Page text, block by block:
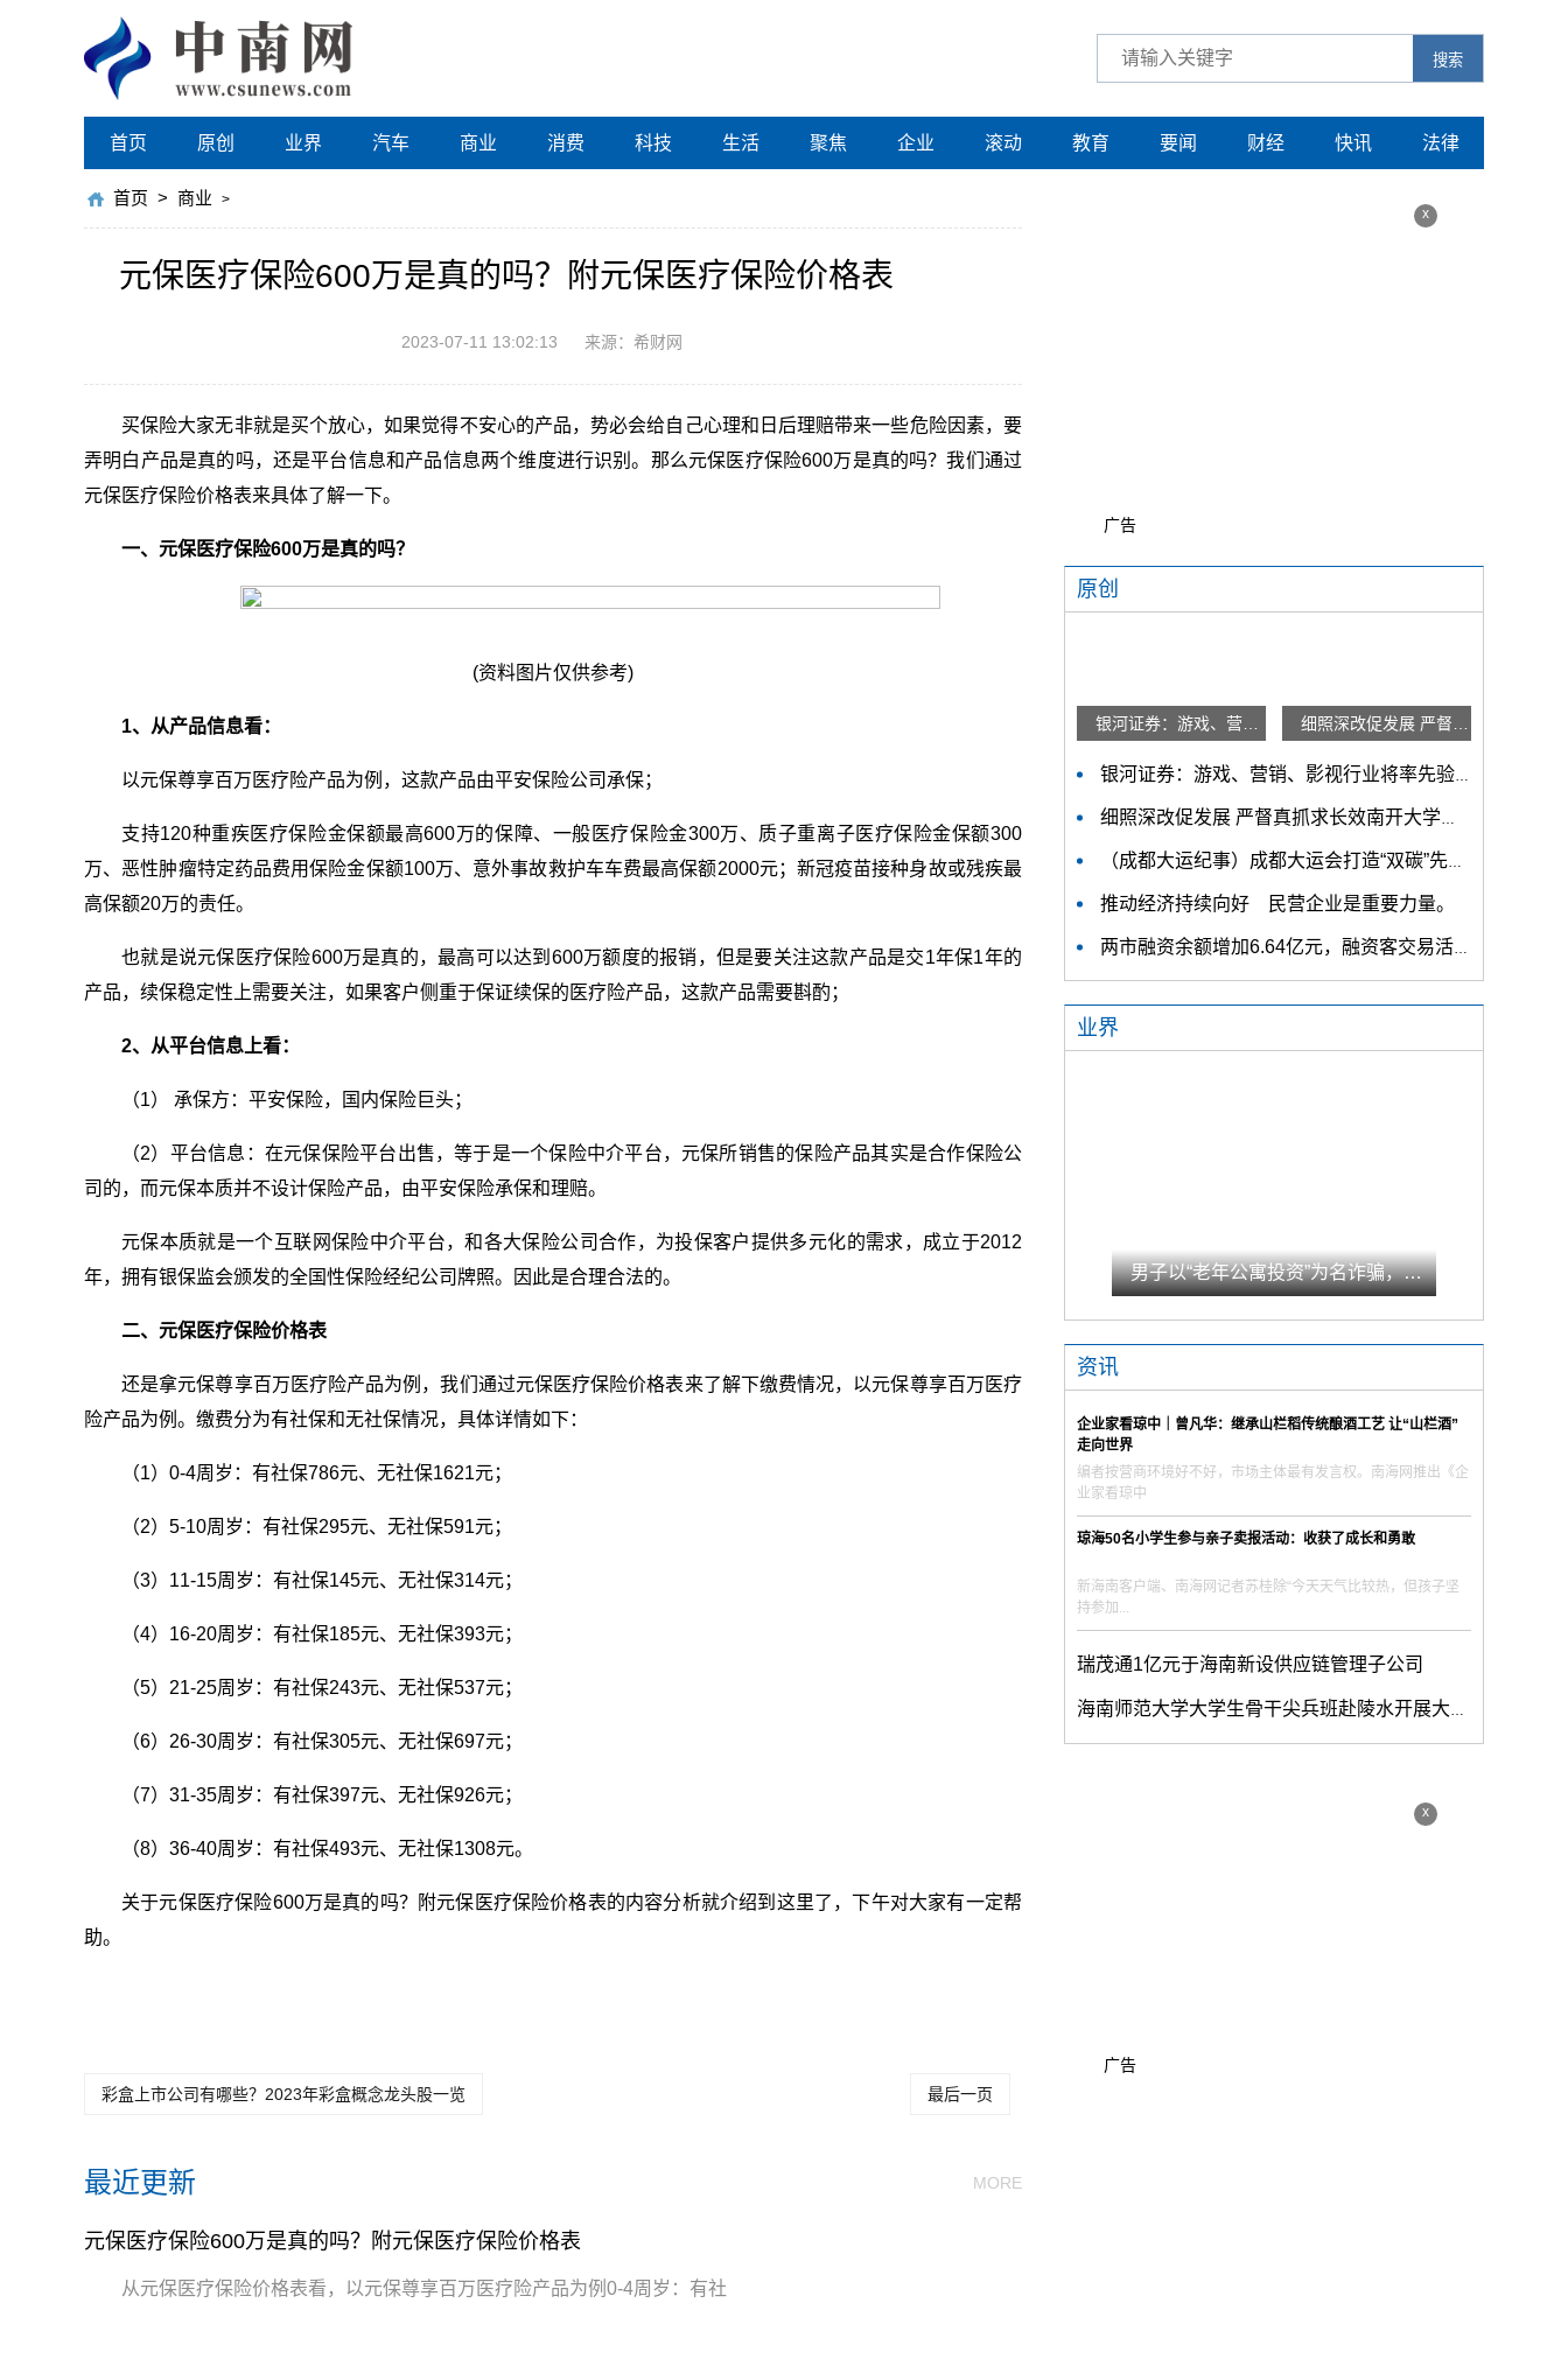
搜索
首页 原创 业界 汽车 商业 消费 科技 生活 聚焦 企业 滚动 教育 要闻 财经 快讯 法律
首页 > 商业 >
元保医疗保险600万是真的吗？附元保医疗保险价格表
2023-07-11 13:02:13 来源：希财网
买保险大家无非就是买个放心，如果觉得不安心的产品，势必会给自己心理和日后理赔带来一些危险因素，要
弄明白产品是真的吗，还是平台信息和产品信息两个维度进行识别。那么元保医疗保险600万是真的吗？我们通过
元保医疗保险价格表来具体了解一下。
一、元保医疗保险600万是真的吗？
(资料图片仅供参考)
1、从产品信息看：
以元保尊享百万医疗险产品为例，这款产品由平安保险公司承保；
支持120种重疾医疗保险金保额最高600万的保障、一般医疗保险金300万、质子重离子医疗保险金保额300
万、恶性肿瘤特定药品费用保险金保额100万、意外事故救护车车费最高保额2000元；新冠疫苗接种身故或残疾最
高保额20万的责任。
也就是说元保医疗保险600万是真的，最高可以达到600万额度的报销，但是要关注这款产品是交1年保1年的
产品，续保稳定性上需要关注，如果客户侧重于保证续保的医疗险产品，这款产品需要斟酌；
2、从平台信息上看：
（1） 承保方：平安保险，国内保险巨头；
（2）平台信息：在元保保险平台出售，等于是一个保险中介平台，元保所销售的保险产品其实是合作保险公
司的，而元保本质并不设计保险产品，由平安保险承保和理赔。
元保本质就是一个互联网保险中介平台，和各大保险公司合作，为投保客户提供多元化的需求，成立于2012
年，拥有银保监会颁发的全国性保险经纪公司牌照。因此是合理合法的。
二、元保医疗保险价格表
还是拿元保尊享百万医疗险产品为例，我们通过元保医疗保险价格表来了解下缴费情况，以元保尊享百万医疗
险产品为例。缴费分为有社保和无社保情况，具体详情如下：
（1）0-4周岁：有社保786元、无社保1621元；
（2）5-10周岁：有社保295元、无社保591元；
（3）11-15周岁：有社保145元、无社保314元；
（4）16-20周岁：有社保185元、无社保393元；
（5）21-25周岁：有社保243元、无社保537元；
（6）26-30周岁：有社保305元、无社保697元；
（7）31-35周岁：有社保397元、无社保926元；
（8）36-40周岁：有社保493元、无社保1308元。
关于元保医疗保险600万是真的吗？附元保医疗保险价格表的内容分析就介绍到这里了，下午对大家有一定帮
助。
彩盒上市公司有哪些？2023年彩盒概念龙头股一览 最后一页
最近更新 MORE
元保医疗保险600万是真的吗？附元保医疗保险价格表
从元保医疗保险价格表看，以元保尊享百万医疗险产品为例0-4周岁：有社
x
广告
原创
银河证券：游戏、营销、影视行业将率先验证AI降本增效
细照深改促发展 严督真抓求长效南开大学在主题教育中持续推进检视整改
（成都大运纪事）成都大运会打造“双碳”先锋赛会 吸引捐赠碳汇39.7万吨
推动经济持续向好 民营企业是重要力量。
两市融资余额增加6.64亿元，融资客交易活跃度下降
业界
男子以“老年公寓投资”为名诈骗，获刑13年
资讯
企业家看琼中｜曾凡华：继承山栏稻传统酿酒工艺 让“山栏酒”
走向世界
编者按营商环境好不好，市场主体最有发言权。南海网推出《企
业家看琼中
琼海50名小学生参与亲子卖报活动：收获了成长和勇敢
新海南客户端、南海网记者苏桂除“今天天气比较热，但孩子坚
持参加...
瑞茂通1亿元于海南新设供应链管理子公司
海南师范大学大学生骨干尖兵班赴陵水开展大学生暑期“三下乡”社会实践活动
x
广告